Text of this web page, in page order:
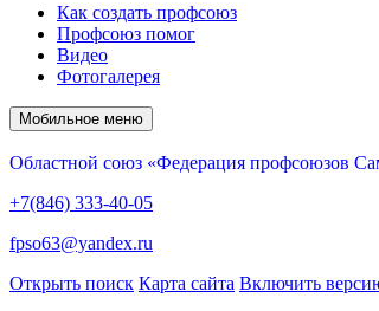
Как создать профсоюз
Профсоюз помог
Видео
Фотогалерея
Мобильное меню
Областной союз «Федерация профсоюзов
+7(846) 333-40-05
fpso63@yandex.ru
Открыть поиск Карта сайта Включить